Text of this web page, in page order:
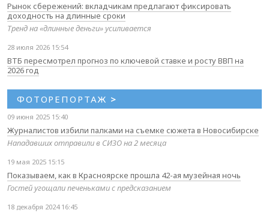
Рынок сбережений: вкладчикам предлагают фиксировать
доходность на длинные сроки
Тренд на «длинные деньги» усиливается
28 июля 2026 15:54
ВТБ пересмотрел прогноз по ключевой ставке и росту ВВП на
2026 год
ФОТОРЕПОРТАЖ >
09 июня 2025 15:40
Журналистов избили палками на съемке сюжета в Новосибирске
Нападавших отправили в СИЗО на 2 месяца
19 мая 2025 15:15
Показываем, как в Красноярске прошла 42-ая музейная ночь
Гостей угощали печеньками с предсказанием
18 декабря 2024 16:45